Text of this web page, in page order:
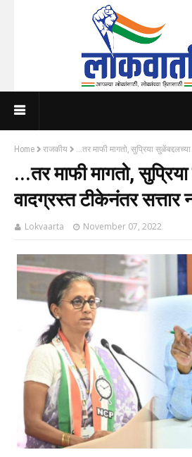
Home राजकीय ...तर माफी मागतो, सुप्रिया
...तर माफी मागतो,
वादग्रस्त टीकेनंतर सत्तार
Lokvaarta November 07, 2022